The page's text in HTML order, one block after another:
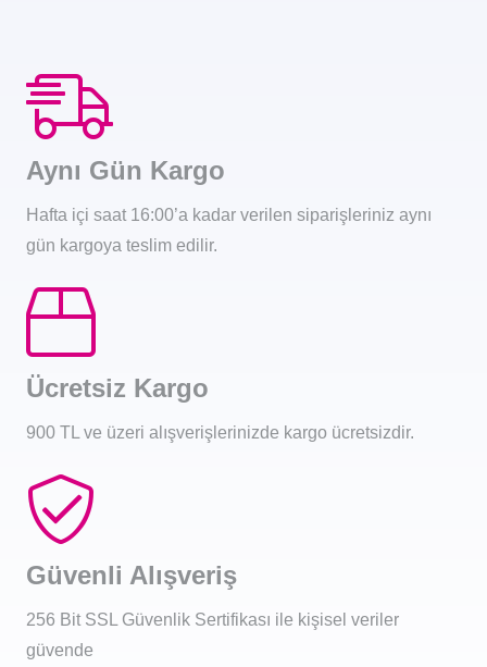
Aynı Gün Kargo
Hafta içi saat 16:00’a kadar verilen siparişleriniz aynı
gün kargoya teslim edilir.
Ücretsiz Kargo
900 TL ve üzeri alışverişlerinizde kargo ücretsizdir.
Güvenli Alışveriş
256 Bit SSL Güvenlik Sertifikası ile kişisel veriler
güvende